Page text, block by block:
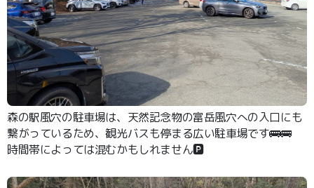
森の駅風穴の駐車場は、天然記念物の富岳風穴への入口にも
繋がっているため、観光バスも停まる広い駐車場です🚌🚌
時間帯によっては混むかもしれません🅿️